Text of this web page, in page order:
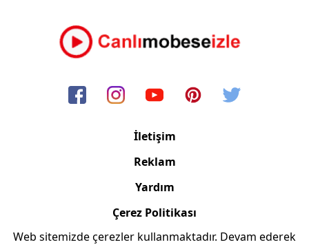
İletişim
Reklam
Yardım
Çerez Politikası
Web sitemizde çerezler kullanmaktadır. Devam ederek